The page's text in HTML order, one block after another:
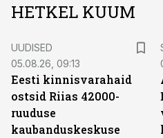
HETKEL KUUM
UUDISED
05.08.26, 09:13
Eesti kinnisvarahaid
ostsid Riias 42000-
ruuduse
kaubanduskeskuse